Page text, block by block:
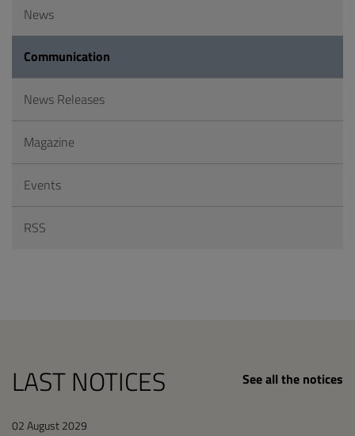
News
Communication
News Releases
Magazine
Events
RSS
LAST NOTICES See all the notices
02 August 2029